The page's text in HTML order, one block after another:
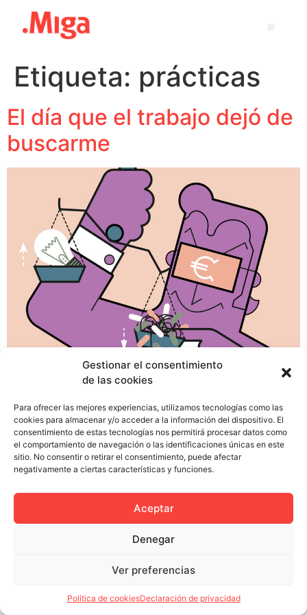
Gestionar el consentimiento
de las cookies
Para ofrecer las mejores experiencias, utilizamos tecnologías como las
cookies para almacenar y/o acceder a la información del dispositivo. El
consentimiento de estas tecnologías nos permitirá procesar datos como
el comportamiento de navegación o las identificaciones únicas en este
sitio. No consentir o retirar el consentimiento, puede afectar
negativamente a ciertas características y funciones.
Aceptar
Denegar
Ver preferencias
Política de cookiesDeclaración de privacidad
Etiqueta: prácticas
El día que el trabajo dejó de
buscarme
Hace 1.238 días que no actualizas tu currículum Con
este mensaje me recibe mi perfil de Infojobs después
de millones de intentos por recordar la clave de acceso.
La sensación al entrar es como el que vuelve a casa de
sus abuelos después de muchos años. Es todo más o
menos como lo recordabas, pero […]
Política de privacidad
Política de cookies (UE)